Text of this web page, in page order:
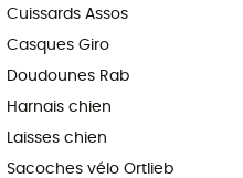
Cuissards Assos
Casques Giro
Doudounes Rab
Harnais chien
Laisses chien
Sacoches vélo Ortlieb